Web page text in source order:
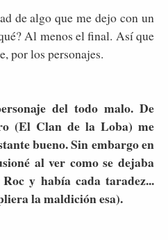
de algo que me dejo con un
Al menos el final. Así que
por los personajes.
del todo malo. De
(El Clan de la Loba) me
bueno. Sin embargo en
al ver como se dejaba
y había cada taradez...
la maldición esa).